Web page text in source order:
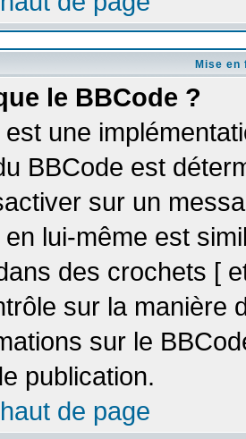
Mise
le BBCode ?
une
BBCode est
sur un
lui-même est
des crochets [
sur la manière
sur le
publication.
de page